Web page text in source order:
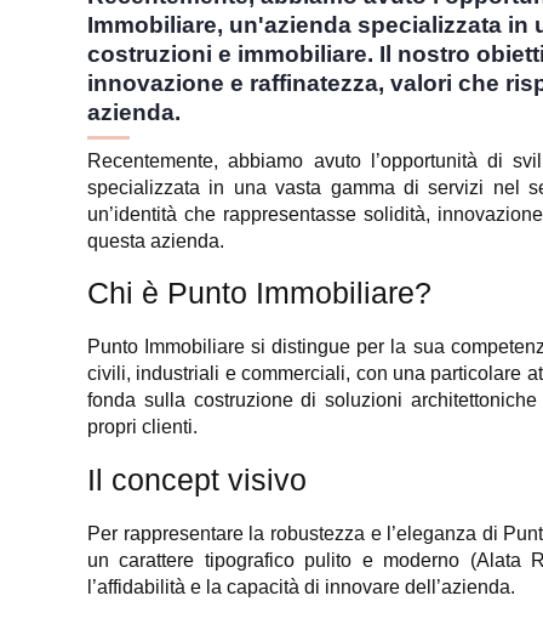
Immobiliare, un'azienda specializzata in
costruzioni e immobiliare. Il nostro
innovazione e raffinatezza, valori che
azienda.
Recentemente, abbiamo avuto l’opportunità di
specializzata in una vasta gamma di servizi nel
un’identità che rappresentasse solidità,
questa azienda.
Chi è Punto Immobiliare?
Punto Immobiliare si distingue per la sua
civili, industriali e commerciali, con una particolare
fonda sulla costruzione di soluzioni
propri clienti.
Il concept visivo
Per rappresentare la robustezza e l’eleganza di
un carattere tipografico pulito e moderno (Alata
l’affidabilità e la capacità di innovare dell’azienda.